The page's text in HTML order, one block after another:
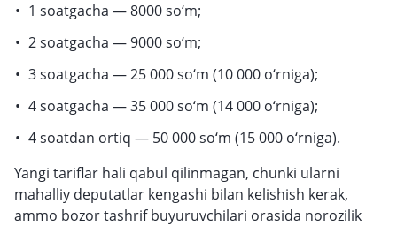
1 soatgacha — 8000 so‘m;
2 soatgacha — 9000 so‘m;
3 soatgacha — 25 000 so‘m (10 000 o‘rniga);
4 soatgacha — 35 000 so‘m (14 000 o‘rniga);
4 soatdan ortiq — 50 000 so‘m (15 000 o‘rniga).
Yangi tariflar hali qabul qilinmagan, chunki ularni
mahalliy deputatlar kengashi bilan kelishish kerak,
ammo bozor tashrif buyuruvchilari orasida norozilik